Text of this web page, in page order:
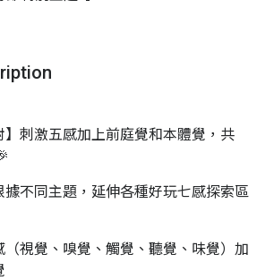
刺激五感加上前庭覺和本體覺，共
據不同主題，延伸各種好玩七感探索區
（視覺、嗅覺、觸覺、聽覺、味覺）加